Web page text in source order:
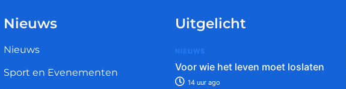
Nieuws
Nieuws
Sport en Evenementen
Uitgelicht
NIEUWS
Voor wie het leven moet loslaten
14 uur ago